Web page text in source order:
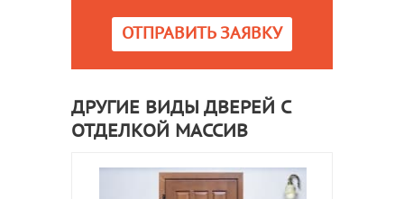
ОТПРАВИТЬ ЗАЯВКУ
ДРУГИЕ ВИДЫ ДВЕРЕЙ С
ОТДЕЛКОЙ МАССИВ